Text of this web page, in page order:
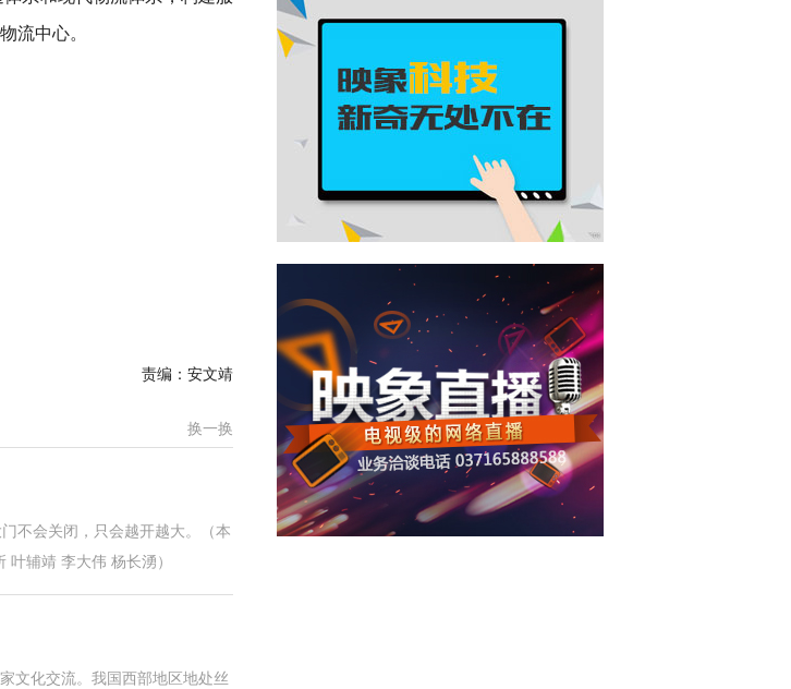
流中心。
责编：安文靖
换一换
不会关闭，只会越开越大。（本
辅靖 李大伟 杨长湧）
文化交流。我国西部地区地处丝